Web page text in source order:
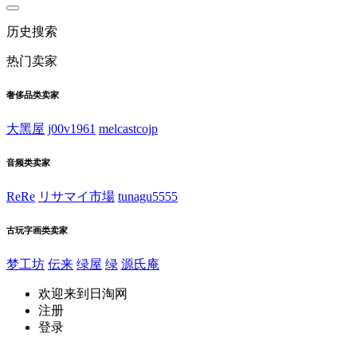
历史搜索
热门卖家
奢侈品类卖家
大黑屋 j00v1961 melcastcojp
音频类卖家
ReRe リサマイ市場 tunagu5555
古玩字画类卖家
梦工坊 伝来 绿屋 绿 源氏庵
欢迎来到日淘网
注册
登录